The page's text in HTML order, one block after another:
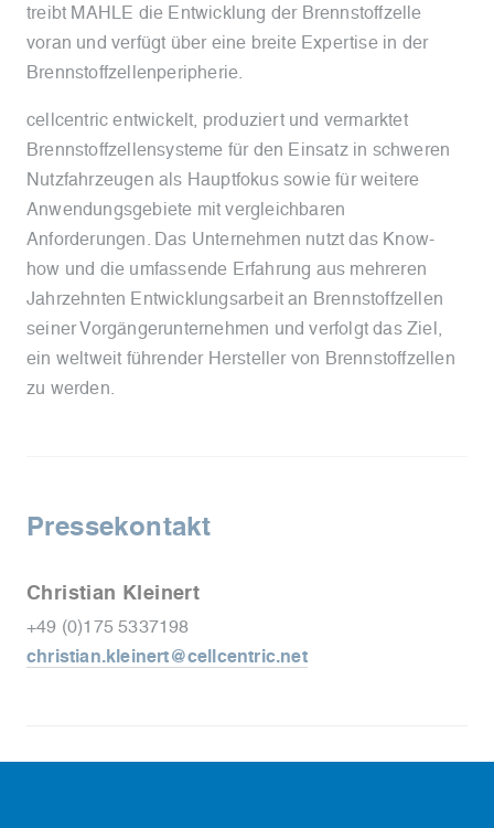
treibt MAHLE die Entwicklung der Brennstoffzelle
voran und verfügt über eine breite Expertise in der
Brennstoffzellenperipherie.
cellcentric entwickelt, produziert und vermarktet
Brennstoffzellensysteme für den Einsatz in schweren
Nutzfahrzeugen als Hauptfokus sowie für weitere
Anwendungsgebiete mit vergleichbaren
Anforderungen. Das Unternehmen nutzt das Know-
how und die umfassende Erfahrung aus mehreren
Jahrzehnten Entwicklungsarbeit an Brennstoffzellen
seiner Vorgängerunternehmen und verfolgt das Ziel,
ein weltweit führender Hersteller von Brennstoffzellen
zu werden.
Pressekontakt
Christian Kleinert
+49 (0)175 5337198
christian.kleinert@cellcentric.net